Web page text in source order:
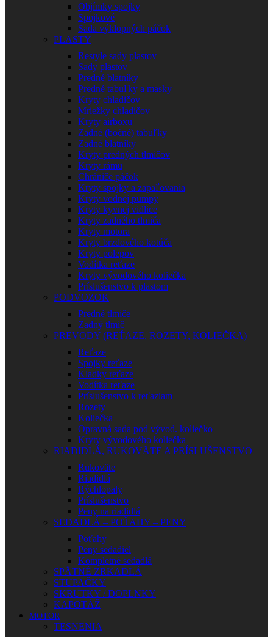
Objímky spojky
Spojkové
Sada výklopných páčok
PLASTY
Restyle sady plastov
Sady plastov
Predné blatníky
Predné tabuľky a masky
Kryty chladičov
Mriežky chladičov
Kryty airboxu
Zadné (bočné) tabuľky
Zadné blatníky
Kryty predných tlmičov
Kryty rámu
Chrániče páčok
Kryty spojky a zapaľovania
Kryty vodnej pumpy
Kryty kyvnej vidlice
Kryty zadného tlmiča
Kryty motora
Kryty brzdového kotúča
Kryty polepov
Vodítka reťaze
Kryty vývodového koliečka
Príslušenstvo k plastom
PODVOZOK
Predné tlmiče
Zadný tlmič
PREVODY (REŤAZE, ROZETY, KOLIEČKA)
Reťaze
Spojky reťaze
Kladky reťaze
Vodítka reťaze
Príslušenstvo k reťaziam
Rozety
Koliečka
Opravná sada pod vývod. koliečko
Kryty vývodového koliečka
RIADIDLÁ, RUKOVÄTE A PRÍSLUŠENSTVO
Rukoväte
Riadidlá
Rýchlopaly
Príslušenstvo
Peny na riadidlá
SEDADLÁ – POŤAHY – PENY
Poťahy
Peny sedadiel
Kompletné sedadlá
SPÄTNÉ ZRKADLÁ
STUPAČKY
SKRUTKY / DOPLNKY
KAPOTÁŽ
MOTOR
TESNENIA